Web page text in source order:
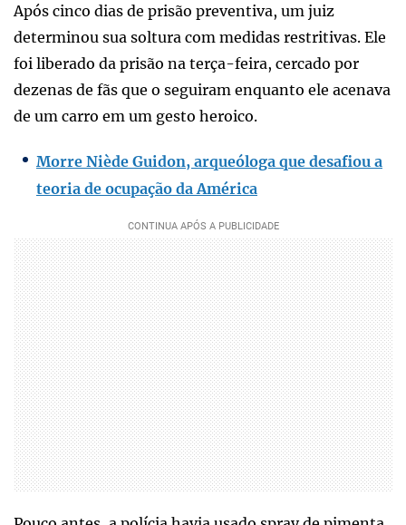
Após cinco dias de prisão preventiva, um juiz
determinou sua soltura com medidas restritivas. Ele
foi liberado da prisão na terça-feira, cercado por
dezenas de fãs que o seguiram enquanto ele acenava
de um carro em um gesto heroico.
Morre Niède Guidon, arqueóloga que desafiou a
teoria de ocupação da América